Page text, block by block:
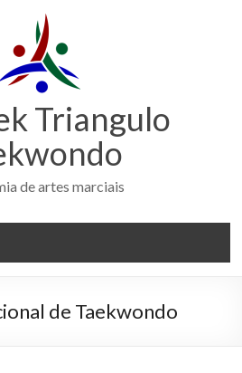
Triangulo
de artes marciais
de Taekwondo